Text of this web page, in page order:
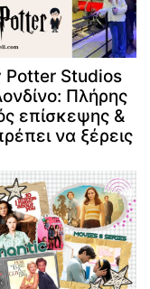
Potter Studios
Πλήρης
επίσκεψης &
να ξέρεις